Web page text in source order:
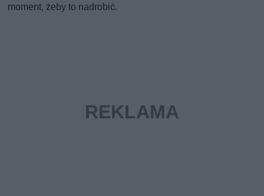
moment, żeby to nadrobić.